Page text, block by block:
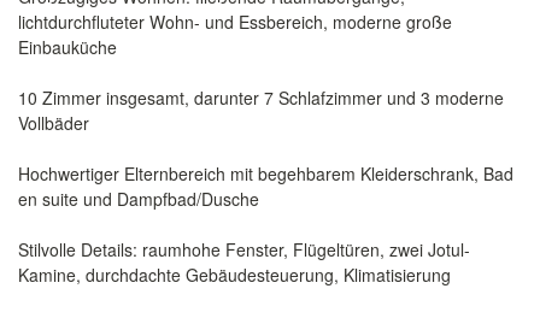
lichtdurchfluteter Wohn- und Essbereich, moderne große
Einbauküche
10 Zimmer insgesamt, darunter 7 Schlafzimmer und 3 moderne
Vollbäder
Hochwertiger Elternbereich mit begehbarem Kleiderschrank, Bad
en suite und Dampfbad/Dusche
Stilvolle Details: raumhohe Fenster, Flügeltüren, zwei Jotul-
Kamine, durchdachte Gebäudesteuerung, Klimatisierung